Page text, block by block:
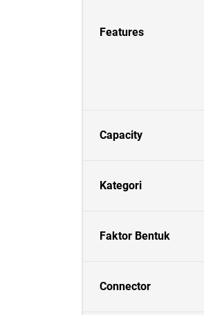
Features
Capacity
Kategori
Faktor Bentuk
Connector